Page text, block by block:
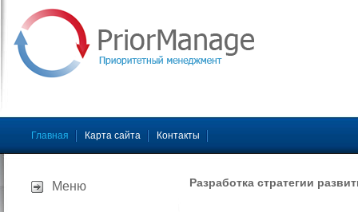
Главная Карта сайта Контакты
Разработка стратегии
Меню